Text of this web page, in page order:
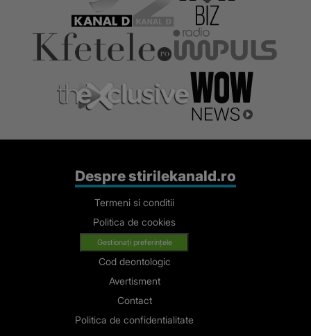
Despre stirilekanald.ro
Termeni si conditii
Politica de cookies
Gestionați preferințele
Cod deontologic
Avertisment
Contact
Politica de confidentialitate